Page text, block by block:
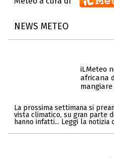
NEWS METEO
iLMeteo
africana
La prossima settimana si
vista climatico, su gran parte
hanno infatti... Leggi la